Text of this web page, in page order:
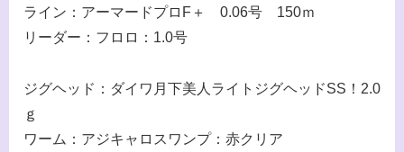
ライン：アーマードプロF＋ 0.06号 150ｍ
リーダー：フロロ：1.0号
ジグヘッド：ダイワ月下美人ライトジグヘッドSS！2.0
ｇ
ワーム：アジキャロスワンプ：赤クリア